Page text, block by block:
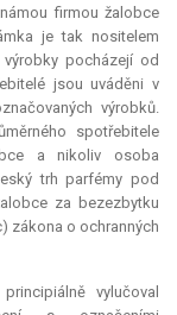
firmou žalobce
je tak nositelem
pocházejí od
jsou uváděni v
výrobků.
spotřebitele
a nikoliv osoba
trh parfémy pod
za bezezbytku
zákona o ochranných
vylučoval